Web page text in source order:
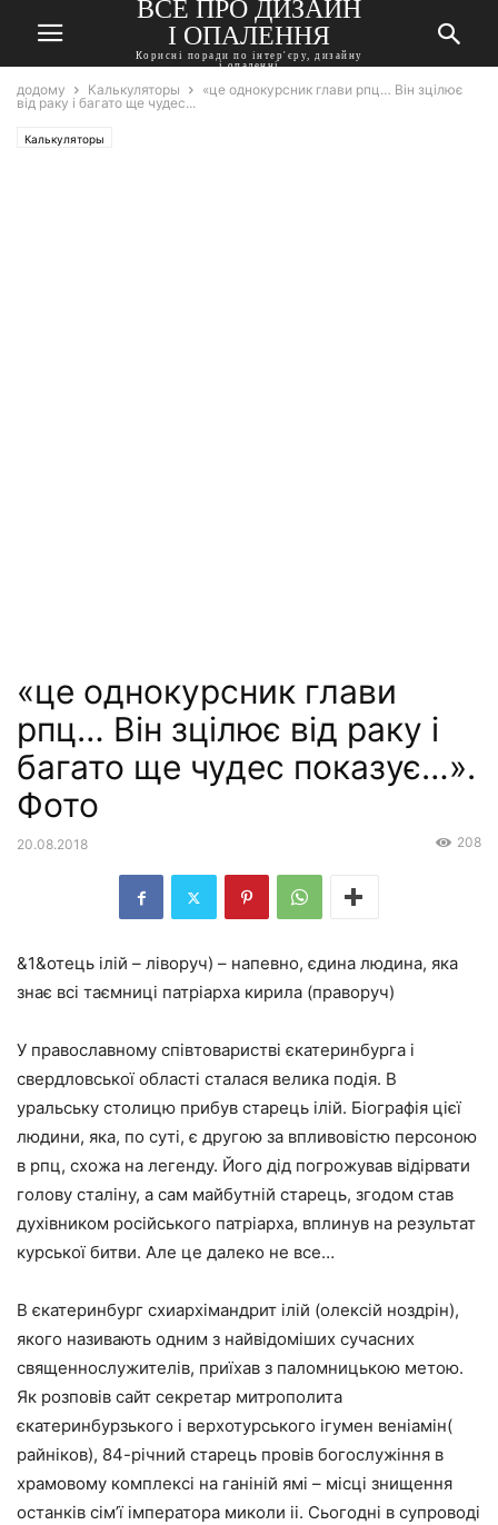
ВСЕ ПРО ДИЗАЙН
І ОПАЛЕННЯ
Корисні поради по інтер'єру, дизайну
і опаленні
додому Калькуляторы
«це однокурсник глави рпц… Він зцілює
від раку і багато ще чудес...
Калькуляторы
«це однокурсник глави
рпц… Він зцілює від раку і
багато ще чудес показує…».
Фото
20.08.2018 208
&1&отець ілій – ліворуч) – напевно, єдина людина, яка
знає всі таємниці патріарха кирила (праворуч)
У православному співтоваристві єкатеринбурга і
свердловської області сталася велика подія. В
уральську столицю прибув старець ілій. Біографія цієї
людини, яка, по суті, є другою за впливовістю персоною
в рпц, схожа на легенду. Його дід погрожував відірвати
голову сталіну, а сам майбутній старець, згодом став
духівником російського патріарха, вплинув на результат
курської битви. Але це далеко не все…
В єкатеринбург схиархімандрит ілій (олексій ноздрін),
якого називають одним з найвідоміших сучасних
священнослужителів, приїхав з паломницькою метою.
Як розповів сайт секретар митрополита
єкатеринбурзького і верхотурського ігумен веніамін(
райніков), 84-річний старець провів богослужіння в
храмовому комплексі на ганіній ямі – місці знищення
останків сім’ї імператора миколи ii. Сьогодні в супроводі